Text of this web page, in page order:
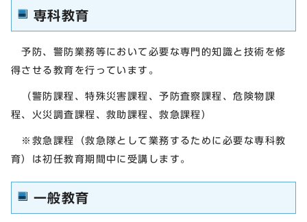
専科教育
予防、警防業務等において必要な専門的知識と技術を修
得させる教育を行っています。
（警防課程、特殊災害課程、予防査察課程、危険物課
程、火災調査課程、救助課程、救急課程）
※救急課程（救急隊として業務するために必要な専科教
育）は初任教育期間中に受講します。
一般教育